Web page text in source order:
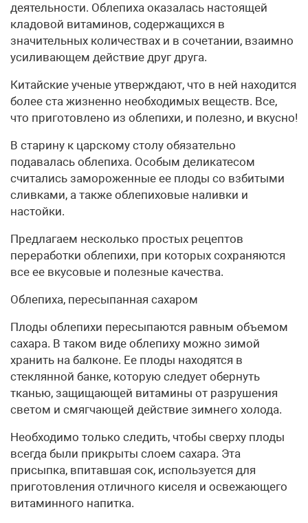
деятельности. Облепиха оказалась настоящей
кладовой витаминов, содержащихся в
значительных количествах и в сочетании, взаимно
усиливающем действие друг друга.
Китайские ученые утверждают, что в ней находится
более ста жизненно необходимых веществ. Все,
что приготовлено из облепихи, и полезно, и вкусно!
В старину к царскому столу обязательно
подавалась облепиха. Особым деликатесом
считались замороженные ее плоды со взбитыми
сливками, а также облепиховые наливки и
настойки.
Предлагаем несколько простых рецептов
переработки облепихи, при которых сохраняются
все ее вкусовые и полезные качества.
Облепиха, пересыпанная сахаром
Плоды облепихи пересыпаются равным объемом
сахара. В таком виде облепиху можно зимой
хранить на балконе. Ее плоды находятся в
стеклянной банке, которую следует обернуть
тканью, защищающей витамины от разрушения
светом и смягчающей действие зимнего холода.
Необходимо только следить, чтобы сверху плоды
всегда были прикрыты слоем сахара. Эта
присыпка, впитавшая сок, используется для
приготовления отличного киселя и освежающего
витаминного напитка.